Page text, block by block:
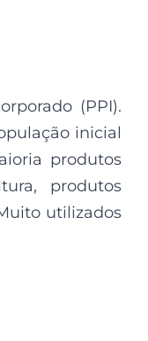
(PPI).
inicial
produtos
produtos
utilizados